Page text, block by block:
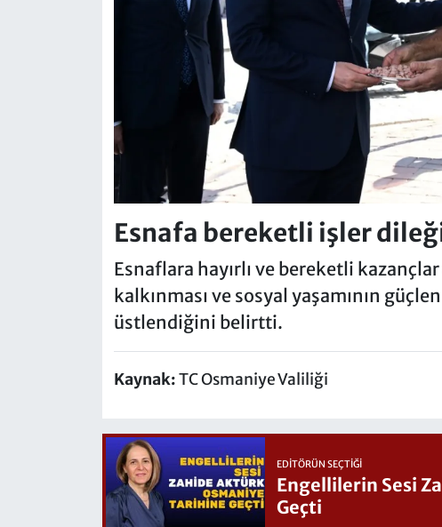
Esnafa bereketli işler
Esnaflara hayırlı ve bereketli
kalkınması ve sosyal yaşamının
üstlendiğini belirtti.
Kaynak:TC Osmaniye Valiliği
EDITÖRÜN SEÇTIĞI
Engellilerin Sesi
Geçti